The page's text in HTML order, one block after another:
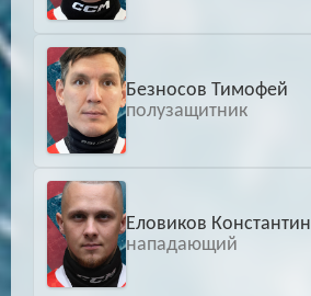
Безносов Тимофей
полузащитник
Еловиков Константин
нападающий